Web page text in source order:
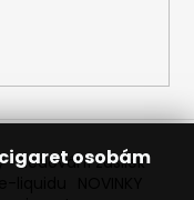
osobám
Sledování zásilek